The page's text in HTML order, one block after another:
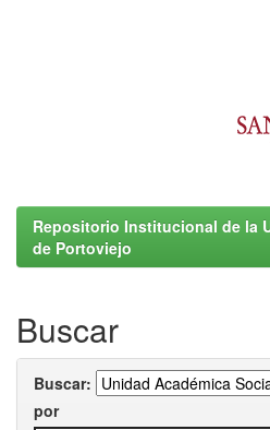
Repositorio Institucional de la
de Portoviejo
Buscar
Buscar:
por